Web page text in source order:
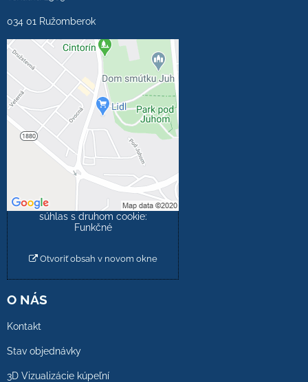
034 01 Ružomberok
Externý obsah je
blokovaný Voľbami
súkromia
Prajete si načítať externý
obsah?
Povoliť tentokrát
Povoliť a zapamätať -
súhlas s druhom cookie:
Funkčné
Otvoriť obsah v novom okne
O NÁS
Kontakt
Stav objednávky
3D Vizualizácie kúpeľní